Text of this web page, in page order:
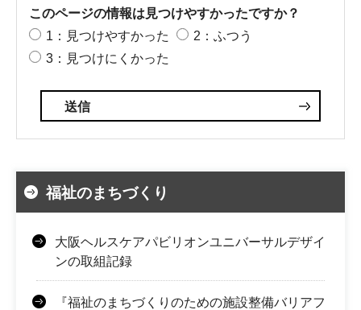
このページの情報は見つけやすかったですか？
1：見つけやすかった
2：ふつう
3：見つけにくかった
福祉のまちづくり
大阪ヘルスケアパビリオンユニバーサルデザイ
ンの取組記録
『福祉のまちづくりのための施設整備バリアフ